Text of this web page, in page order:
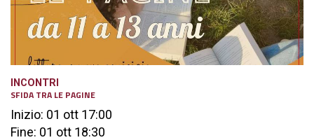
INCONTRI
SFIDA TRA LE PAGINE
Inizio: 01 ott 17:00
Fine: 01 ott 18:30